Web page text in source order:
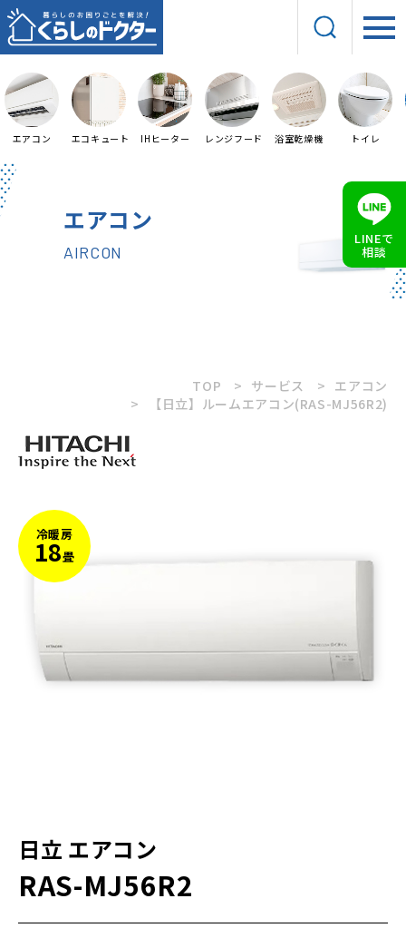
エアコン エコキュート IHヒーター レンジフード 浴室乾燥機 トイレ
エアコン
AIRCON
TOP サービス
エアコン
【日立】ルームエアコン(RAS-MJ56R2)
冷暖房
18畳
日立 エアコン
RAS-MJ56R2
LINEで
相談